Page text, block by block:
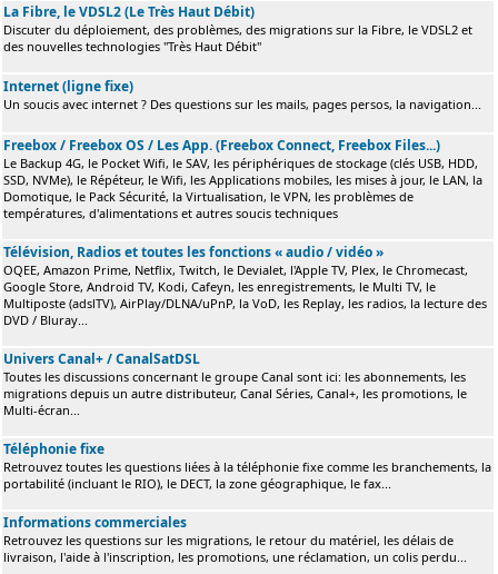
La Fibre, le VDSL2 (Le Très Haut Débit)
Discuter du déploiement, des problèmes, des migrations sur la Fibre, le VDSL2 et
des nouvelles technologies "Très Haut Débit"
Internet (ligne fixe)
Un soucis avec internet ? Des questions sur les mails, pages persos, la navigation...
Freebox / Freebox OS / Les App. (Freebox Connect, Freebox Files...)
Le Backup 4G, le Pocket Wifi, le SAV, les périphériques de stockage (clés USB, HDD,
SSD, NVMe), le Répéteur, le Wifi, les Applications mobiles, les mises à jour, le LAN, la
Domotique, le Pack Sécurité, la Virtualisation, le VPN, les problèmes de
températures, d'alimentations et autres soucis techniques
Télévision, Radios et toutes les fonctions « audio / vidéo »
OQEE, Amazon Prime, Netflix, Twitch, le Devialet, l'Apple TV, Plex, le Chromecast,
Google Store, Android TV, Kodi, Cafeyn, les enregistrements, le Multi TV, le
Multiposte (adslTV), AirPlay/DLNA/uPnP, la VoD, les Replay, les radios, la lecture des
DVD / Bluray...
Univers Canal+ / CanalSatDSL
Toutes les discussions concernant le groupe Canal sont ici: les abonnements, les
migrations depuis un autre distributeur, Canal Séries, Canal+, les promotions, le
Multi-écran...
Téléphonie fixe
Retrouvez toutes les questions liées à la téléphonie fixe comme les branchements, la
portabilité (incluant le RIO), le DECT, la zone géographique, le fax...
Informations commerciales
Retrouvez les questions sur les migrations, le retour du matériel, les délais de
livraison, l'aide à l'inscription, les promotions, une réclamation, un colis perdu...